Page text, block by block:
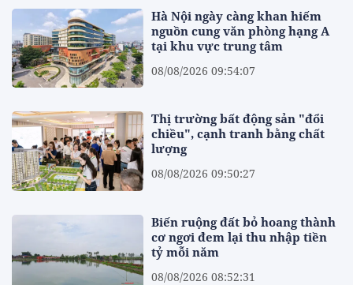
Hà Nội ngày càng khan hiếm
nguồn cung văn phòng hạng A
tại khu vực trung tâm
08/08/2026 09:54:07
Thị trường bất động sản "đổi
chiều", cạnh tranh bằng chất
lượng
08/08/2026 09:50:27
Biến ruộng đất bỏ hoang thành
cơ ngơi đem lại thu nhập tiền
tỷ mỗi năm
08/08/2026 08:52:31